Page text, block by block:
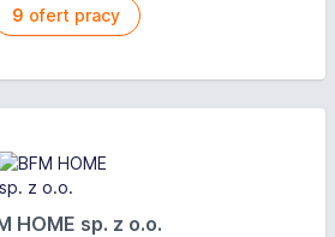
9 ofert pracy
HOME sp. z o.o.